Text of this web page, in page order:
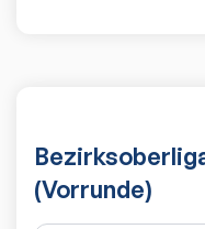
(Vorrunde)